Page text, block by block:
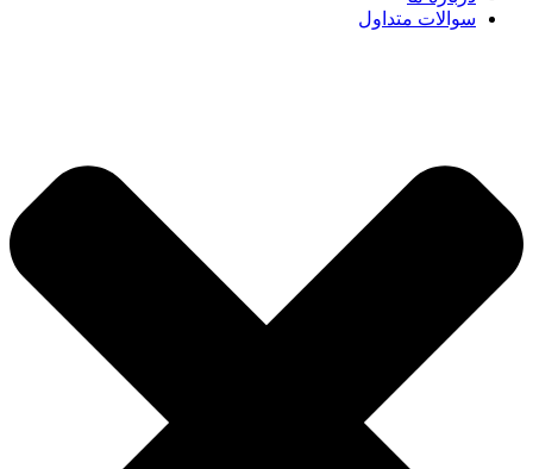
سوالات متداول